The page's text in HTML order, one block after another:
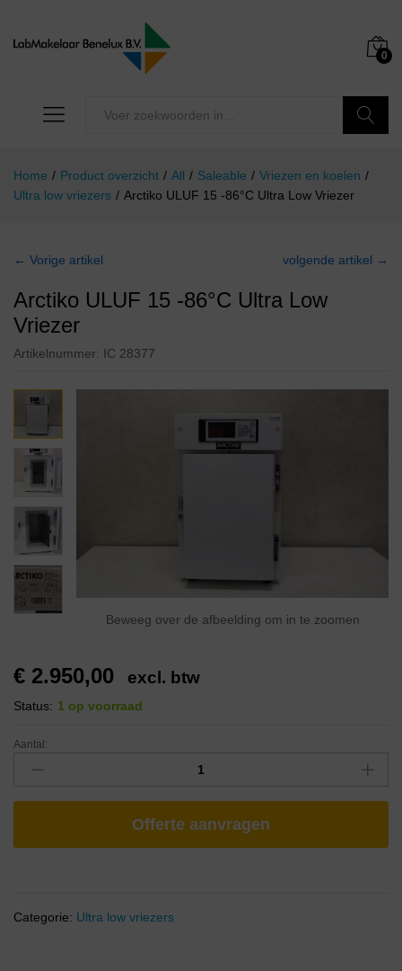
0
Home / Product overzicht / All / Saleable / Vriezen en koelen /
Ultra low vriezers / Arctiko ULUF 15 -86°C Ultra Low Vriezer
← Vorige artikel volgende artikel →
Arctiko ULUF 15 -86°C Ultra Low
Vriezer
Artikelnummer: IC 28377
Beweeg over de afbeelding om in te zoomen
€ 2.950,00 excl. btw
Status: 1 op voorraad
Aantal:
Offerte aanvragen
Categorie: Ultra low vriezers